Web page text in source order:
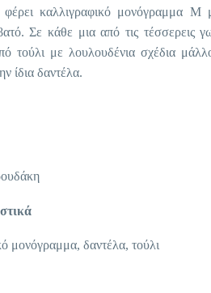
καλλιγραφικό μονόγραμμα Μ
Σε κάθε μια από τις τέσσερεις
τούλι με λουλουδένια σχέδια
ίδια δαντέλα.
μονόγραμμα, δαντέλα, τούλι